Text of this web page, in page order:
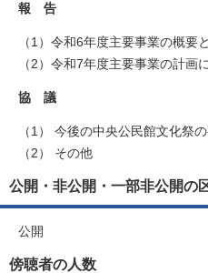
報 告
（1）令和6年度主要事業の概要
（2）令和7年度主要事業の計画
協 議
（1） 今後の中央公民館文化祭
（2） その他
公開・非公開・一部非公開の
公開
傍聴者の人数